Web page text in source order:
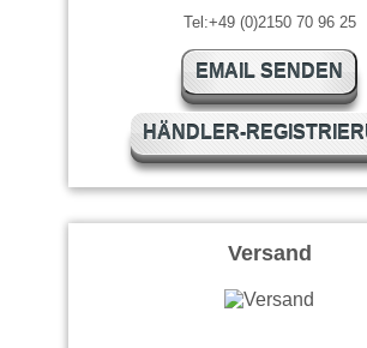
Tel:+49 (0)2150 70 96 25
EMAIL SENDEN
HÄNDLER-
Versand